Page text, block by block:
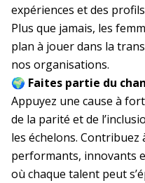
expériences et des
Plus que jamais, les
plan à jouer dans la
nos organisations.
🌍 Faites partie du
Appuyez une cause à
de la parité et de
les échelons.
performants, innovants
où chaque talent peut